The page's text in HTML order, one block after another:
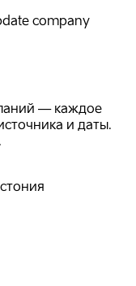
company
— каждое
и даты.